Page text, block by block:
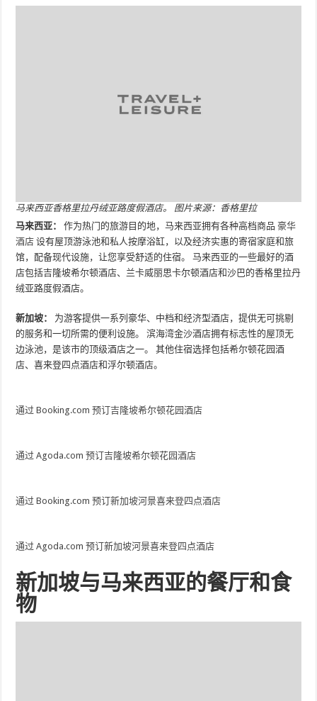
马来西亚香格里拉丹绒亚路度假酒店。 图片来源：香格里拉
马来西亚：
作为热门的旅游目的地，马来西亚拥有各种高档商品豪华
酒店 设有屋顶游泳池和私人按摩浴缸，以及经济实惠的寄宿家庭和旅
馆，配备现代设施，让您享受舒适的住宿。 马来西亚的一些最好的酒
店包括吉隆坡希尔顿酒店、兰卡威丽思卡尔顿酒店和沙巴的香格里拉丹
绒亚路度假酒店。
新加坡：
为游客提供一系列豪华、中档和经济型酒店，提供无可挑剔
的服务和一切所需的便利设施。 滨海湾金沙酒店拥有标志性的屋顶无
边泳池，是该市的顶级酒店之一。 其他住宿选择包括希尔顿花园酒
店、喜来登四点酒店和浮尔顿酒店。
通过 Booking.com 预订吉隆坡希尔顿花园酒店
通过 Agoda.com 预订吉隆坡希尔顿花园酒店
通过 Booking.com 预订新加坡河景喜来登四点酒店
通过 Agoda.com 预订新加坡河景喜来登四点酒店
新加坡与马来西亚的餐厅和食
物